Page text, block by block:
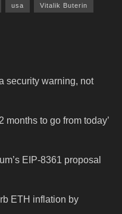
usa Vitalik Buterin
security warning, not
months to go from today’
EIP-8361 proposal
ETH inflation by